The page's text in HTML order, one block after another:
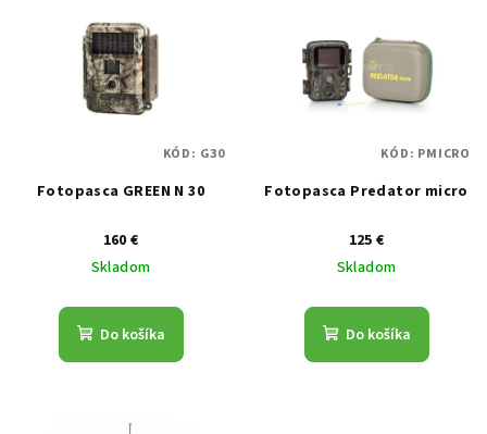
Fotopasca GREEN N 30
160 €
Skladom
Do košíka
KÓD: G30
Fotopasca Predator micro
125 €
Skladom
Do košíka
KÓD: PMICRO